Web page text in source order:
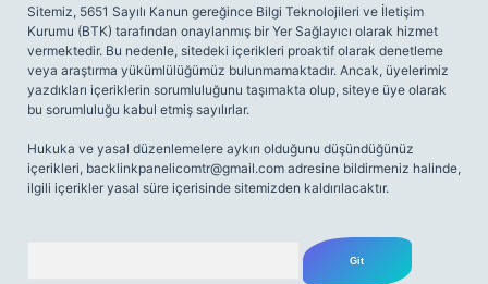
Sitemiz, 5651 Sayılı Kanun gereğince Bilgi Teknolojileri ve İletişim
Kurumu (BTK) tarafından onaylanmış bir Yer Sağlayıcı olarak hizmet
vermektedir. Bu nedenle, sitedeki içerikleri proaktif olarak denetleme
veya araştırma yükümlülüğümüz bulunmamaktadır. Ancak, üyelerimiz
yazdıkları içeriklerin sorumluluğunu taşımakta olup, siteye üye olarak
bu sorumluluğu kabul etmiş sayılırlar.
Hukuka ve yasal düzenlemelere aykırı olduğunu düşündüğünüz
içerikleri, backlinkpanelicomtr@gmail.com adresine bildirmeniz halinde,
ilgili içerikler yasal süre içerisinde sitemizden kaldırılacaktır.